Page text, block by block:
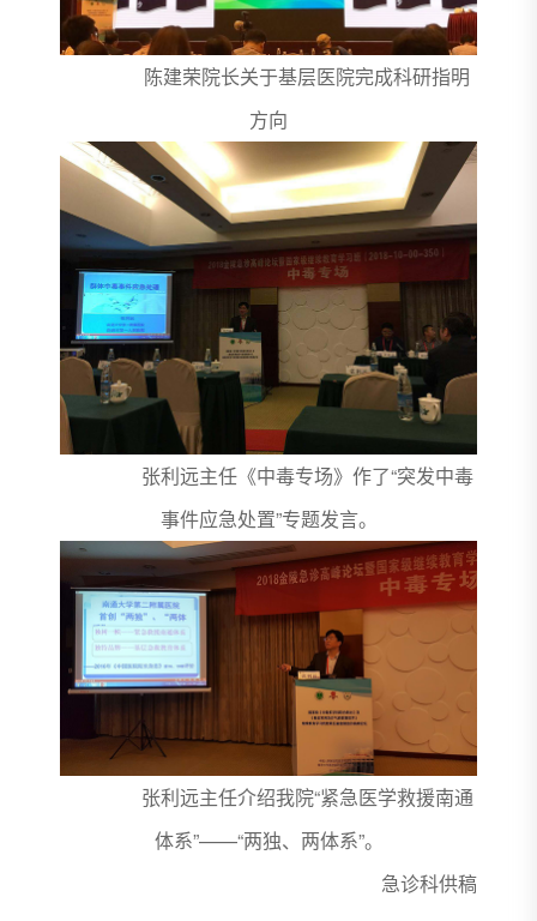
陈建荣院长关于基层医院完成科研指明
方向
张利远主任《中毒专场》作了“突发中毒
事件应急处置”专题发言。
张利远主任介绍我院“紧急医学救援南通
体系”——“两独、两体系”。
急诊科供稿